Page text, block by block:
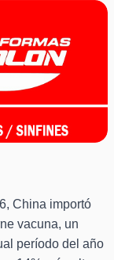
China importó
vacuna, un
período del año